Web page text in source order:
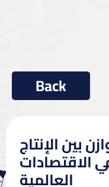
بين الإنتاج
الاقتصادات
العالمية